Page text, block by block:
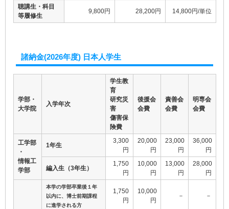
聴講生・科目
等履修生
9,800円 28,200円 14,800円/単位
諸納金(2026年度) 日本人学生
学部・
大学院
入学年次
学生教
育
研究災
害
傷害保
険費
後援会
会費
責善会
会費
明専会
会費
工学部
・
情報工
学部
1年生
3,300
円
20,000
円
23,000
円
36,000
円
編入生（3年生）
1,750
円
10,000
円
13,000
円
28,000
円
本学の学部卒業後１年
以内に、博士前期課程
に進学される方
1,750
円
10,000
円
－ －